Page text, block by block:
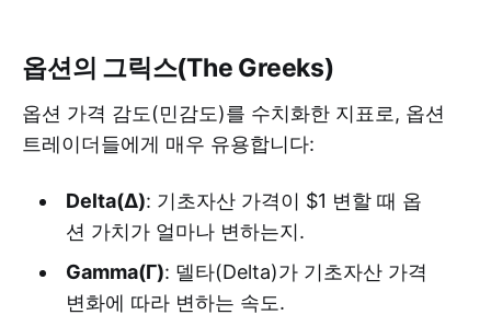
옵션의 그릭스(The Greeks)
옵션 가격 감도(민감도)를 수치화한 지표로, 옵션
트레이더들에게 매우 유용합니다:
Delta(Δ): 기초자산 가격이 $1 변할 때 옵
션 가치가 얼마나 변하는지.
Gamma(Γ): 델타(Delta)가 기초자산 가격
변화에 따라 변하는 속도.